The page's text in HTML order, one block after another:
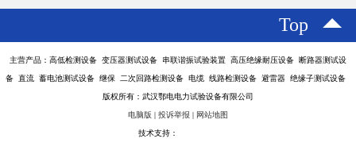
Top
主营产品：高低检测设备 变压器测试设备 串联谐振试验装置 高压绝缘耐压设备 断路器测试设
备 直流 蓄电池测试设备 继保 二次回路检测设备 电缆 线路检测设备 避雷器 绝缘子测试设备
版权所有：武汉鄂电电力试验设备有限公司
电脑版 投诉举报 网站地图
技术支持：